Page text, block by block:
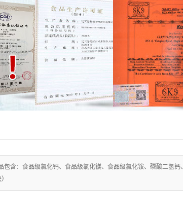
含：食品级氯化钙、食品级氯化镁、食品级氯化铵、磷酸二氢钙